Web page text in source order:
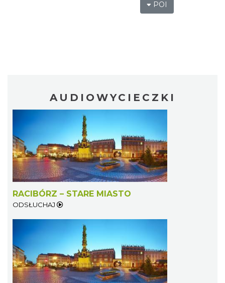
POI
AUDIOWYCIECZKI
RACIBÓRZ – STARE MIASTO
ODSŁUCHAJ